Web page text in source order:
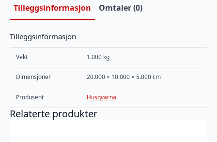
Tilleggsinformasjon Omtaler (0)
Tilleggsinformasjon
Vekt 1.000 kg
Dimensjoner 20.000 × 10.000 × 5.000 cm
Produsent Husqvarna
Relaterte produkter